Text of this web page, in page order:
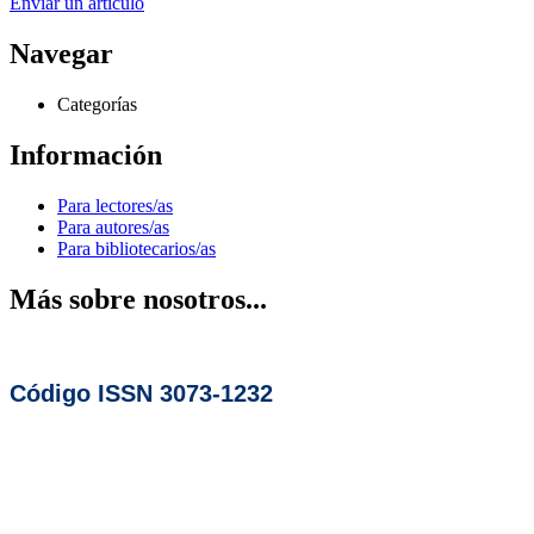
Navegar
Categorías
Información
Para lectores/as
Para autores/as
Para bibliotecarios/as
Más sobre nosotros...
Código ISSN 3073-1232